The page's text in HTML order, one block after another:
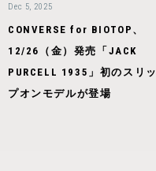
Dec 5, 2025
CONVERSE for BIOTOP、
12/26（金）発売「JACK
PURCELL 1935」初のスリッ
プオンモデルが登場